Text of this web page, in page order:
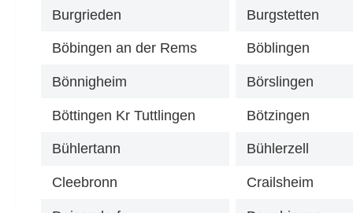
Burgrieden Burgstetten
Böbingen an der Rems Böblingen
Bönnigheim Börslingen
Böttingen Kr Tuttlingen Bötzingen
Bühlertann Bühlerzell
Cleebronn Crailsheim